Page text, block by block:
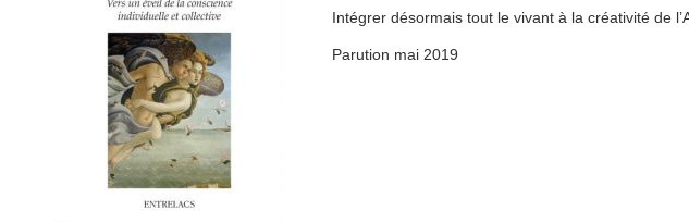
Intégrer désormais tout le vivant à la créativité de
Parution mai 2019